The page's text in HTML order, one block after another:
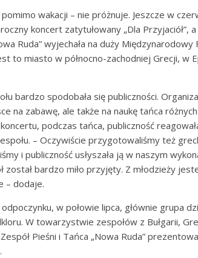
pomimo wakacji – nie próżnuje. Jeszcze w
koncert zatytułowany „Dla Przyjaciół”,
Ruda” wyjechała na duży
to miasto w północno-zachodniej Grecji, w
bardzo spodobała się publiczności.
na zabawę, ale także na naukę tańca
podczas tańca, publiczność
– Oczywiście przygotowaliśmy też
i publiczność usłyszała ją w naszym
został bardzo miło przyjęty. Z młodzieży
– dodaje.
w połowie lipca, głównie grupa
W towarzystwie zespołów z Bułgarii,
Pieśni i Tańca „Nowa Ruda”